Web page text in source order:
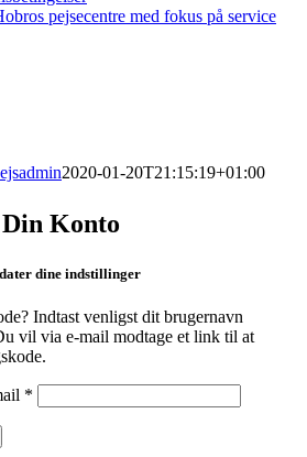
pejsecentre med fokus på service
2020-01-20T21:15:19+01:00
Din Konto
dine indstillinger
Indtast venligst dit brugernavn
vil via e-mail modtage et link til at
*